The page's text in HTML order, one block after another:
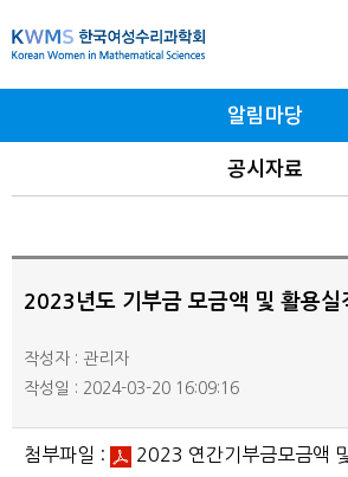
문
가
알림마당
공시자료
2023년도 기부금 모금액 및 활용실
작성자 : 관리자
작성일 : 2024-03-20 16:09:16
첨부파일 :
2023 연간기부금모금액